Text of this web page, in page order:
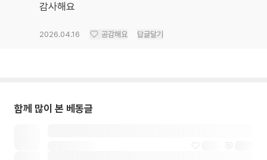
감사해요
2026.04.16 공감해요 답글달기
함께 많이 본 베동글